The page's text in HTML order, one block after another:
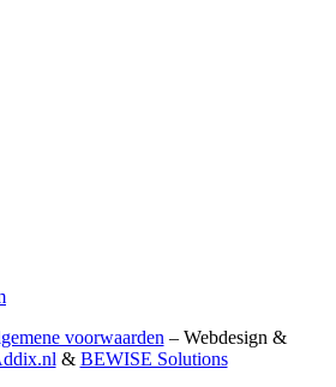
voorwaarden – Webdesign &
& BEWISE Solutions